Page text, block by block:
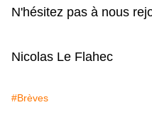
N'hésitez pas à nous
Nicolas Le Flahec
#Brèves